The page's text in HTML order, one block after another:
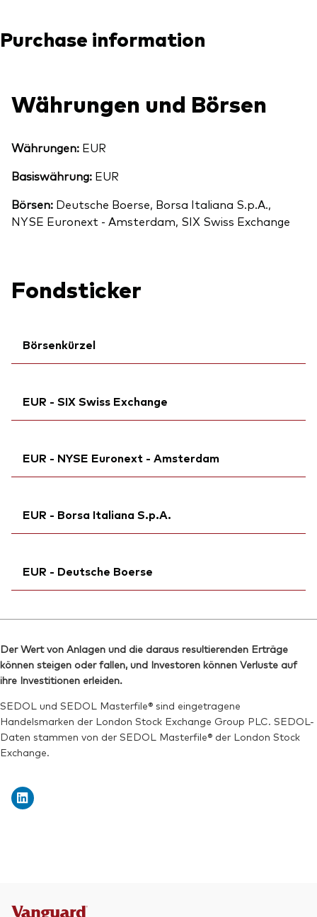
Purchase information
Währungen und Börsen
Währungen: EUR
Basiswährung: EUR
Börsen: Deutsche Boerse, Borsa Italiana S.p.A.,
NYSE Euronext - Amsterdam, SIX Swiss Exchange
Fondsticker
Börsenkürzel
MEX ID:VRAALL
EUR - SIX Swiss Exchange
Bloomberg:VEZU SW
Reuters:
VEZU.S
SEDOL:BSRDCZ6
EUR - NYSE Euronext - Amsterdam
Bloomberg:VEZU NA
ISIN:
IE000Q4J3CW6
Reuters:VEZU.AS
EUR - Borsa Italiana S.p.A.
Börsenticker:VEZU
ISIN:IE000Q4J3CW6
Reuters:VEZU.MI
SEDOL:BSRDCG7
EUR - Deutsche Boerse
Börsenticker:VEXA
ISIN:IE000Q4J3CW6
Reuters:VEXA.DE
SEDOL:BSRD858
Der Wert von Anlagen und die daraus resultierenden Erträge
können steigen oder fallen, und Investoren können Verluste auf
ihre Investitionen erleiden.
SEDOL und SEDOL Masterfile® sind eingetragene
Handelsmarken der London Stock Exchange Group PLC. SEDOL-
Daten stammen von der SEDOL Masterfile® der London Stock
Exchange.